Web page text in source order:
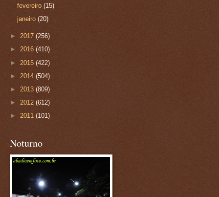
fevereiro(15)
janeiro(20)
► 2017 (256)
► 2016 (410)
► 2015 (422)
► 2014 (504)
► 2013 (809)
► 2012 (612)
► 2011 (101)
Noturno